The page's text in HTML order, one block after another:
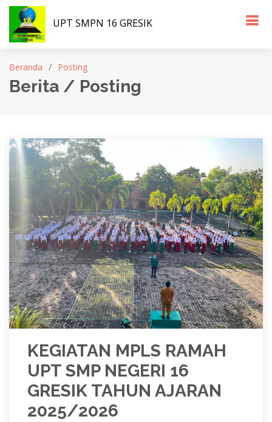
UPT SMPN 16 GRESIK
Beranda Posting
Berita / Posting
KEGIATAN MPLS RAMAH
UPT SMP NEGERI 16
GRESIK TAHUN AJARAN
2025/2026